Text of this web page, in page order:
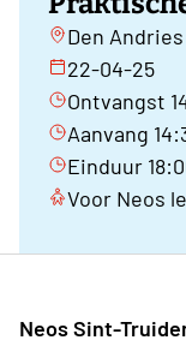
Den
22-04-25
Ontvangst
Aanvang
Einduur
Voor Neos
Neos Sint-